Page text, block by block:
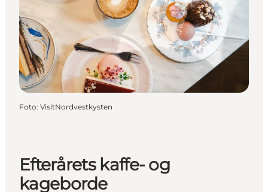
Foto: VisitNordvestkysten
Efterårets kaffe- og
kageborde